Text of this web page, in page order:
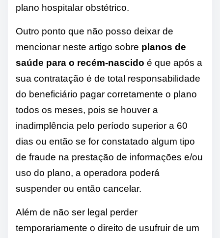
plano hospitalar obstétrico.
Outro ponto que não posso deixar de
mencionar neste artigo sobre planos de
saúde para o recém-nascido é que após a
sua contratação é de total responsabilidade
do beneficiário pagar corretamente o plano
todos os meses, pois se houver a
inadimplência pelo período superior a 60
dias ou então se for constatado algum tipo
de fraude na prestação de informações e/ou
uso do plano, a operadora poderá
suspender ou então cancelar.
Além de não ser legal perder
temporariamente o direito de usufruir de um